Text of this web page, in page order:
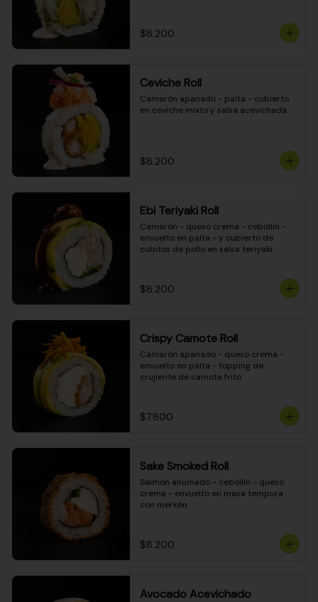
$8.200
Ceviche Roll
Camarón apanado - palta - cubierto
en ceviche mixto y salsa acevichada
$8.200
Ebi Teriyaki Roll
Camarón - queso crema - cebollín -
envuelto en palta - y cubierto de
cubitos de pollo en salsa teriyaki
$8.200
Crispy Camote Roll
Camarón apanado - queso crema -
envuelto en palta - topping de
crujiente de camote frito
$7.800
Sake Smoked Roll
Salmón ahumado - cebollín - queso
crema - envuelto en masa tempura
con merkén
$8.200
Avocado Acevichado